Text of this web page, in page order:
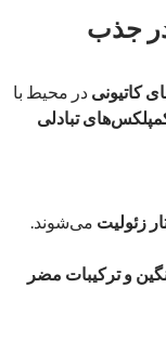
جذب
کاتیونی در محیط با
تبادلی
زئولیت می‌شوند.
و ترکیبات مضر